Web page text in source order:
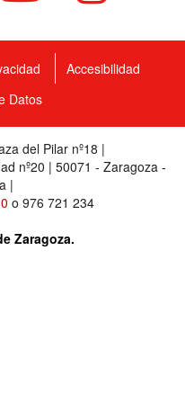
Accesibilidad
Datos
del Pilar nº18 |
nº20 | 50071 - Zaragoza -
|
o 976 721 234
Zaragoza.